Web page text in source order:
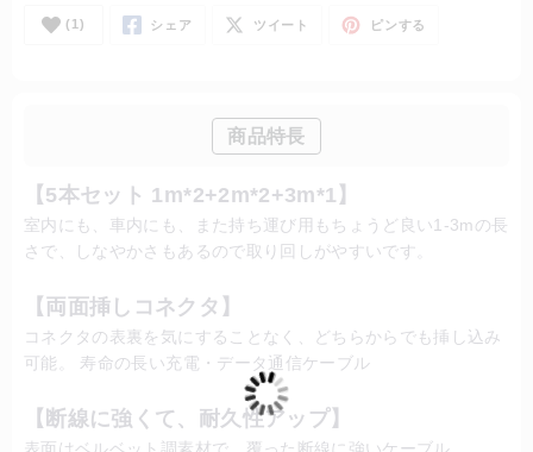
(1) シェア ツイート ピンする
商品特長
【5本セット 1m*2+2m*2+3m*1】
室内にも、車内にも、また持ち運び用もちょうど良い1-3mの長
さで、しなやかさもあるので取り回しがやすいです。
【両面挿しコネクタ】
コネクタの表裏を気にすることなく、どちらからでも挿し込み
可能。 寿命の長い充電・データ通信ケーブル
【断線に強くて、耐久性アップ】